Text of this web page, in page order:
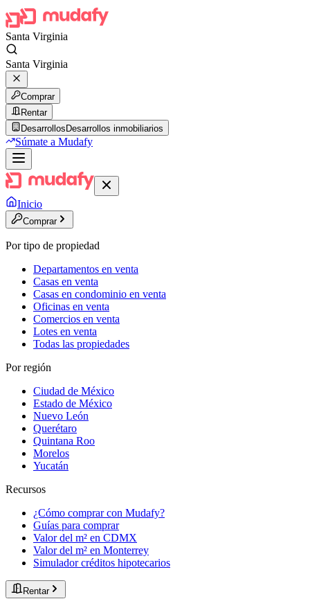
Santa Virginia
Santa Virginia
Comprar
Rentar
Desarrollos Desarrollos inmobiliarios
Súmate a Mudafy
Inicio
Comprar
Por tipo de propiedad
Departamentos en venta
Casas en venta
Casas en condominio en venta
Oficinas en venta
Comercios en venta
Lotes en venta
Todas las propiedades
Por región
Ciudad de México
Estado de México
Nuevo León
Querétaro
Quintana Roo
Morelos
Yucatán
Recursos
¿Cómo comprar con Mudafy?
Guías para comprar
Valor del m² en CDMX
Valor del m² en Monterrey
Simulador créditos hipotecarios
Rentar